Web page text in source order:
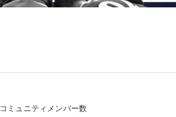
コミュニティメンバー数